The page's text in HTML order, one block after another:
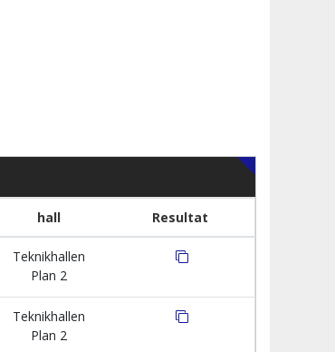
hall Resultat
Teknikhallen
Plan 2
Teknikhallen
Plan 2